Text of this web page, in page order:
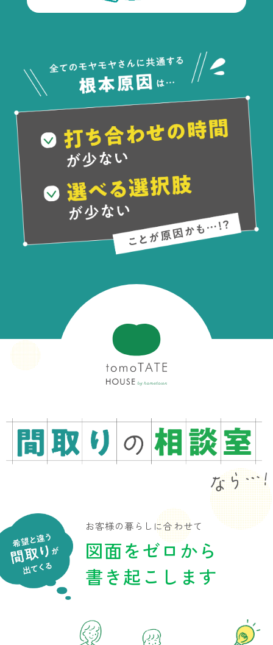
お客様の暮らしに合わせて
図面をゼロから
書き起こします